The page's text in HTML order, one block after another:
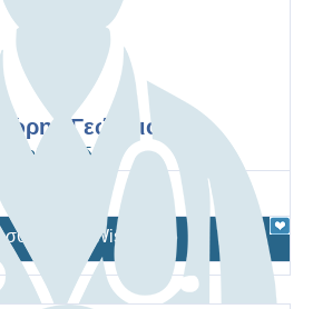
Γεώργιος
Ορθοπαιδική
στο Wishlist